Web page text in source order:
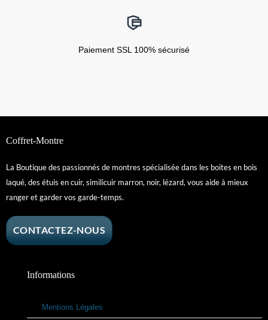
Paiement SSL 100% sécurisé
Coffret-Montre
La Boutique des passionnés de montres spécialisée dans les boites en bois
laqué, des étuis en cuir, similicuir marron, noir, lézard, vous aide à mieux
ranger et garder vos garde-temps.
CONTACTEZ-NOUS
Informations
Mentions Légales